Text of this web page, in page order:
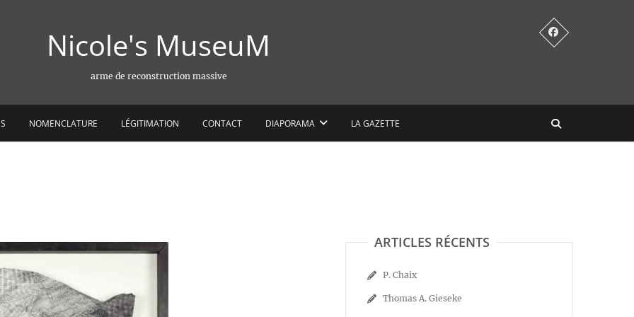
Nicole's MuseuM
arme de reconstruction massive
NOMENCLATURE LÉGITIMATION CONTACT DIAPORAMA LA GAZETTE
ARTICLES RÉCENTS
P. Chaix
Thomas A. Gieseke